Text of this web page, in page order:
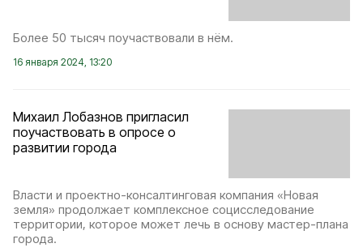
Более 50 тысяч поучаствовали в нём.
16 января 2024, 13:20
Михаил Лобазнов пригласил
поучаствовать в опросе о
развитии города
Власти и проектно-консалтинговая компания «Новая
земля» продолжает комплексное социсследование
территории, которое может лечь в основу мастер-плана
города.